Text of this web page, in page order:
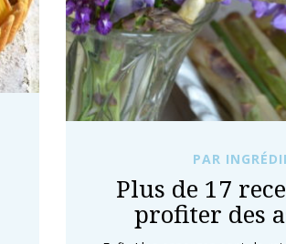
PAR
Plus de 17
profiter des